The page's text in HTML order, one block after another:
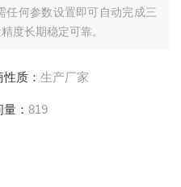
任何参数设置即可自动完成三
度长期稳定可靠。
性质： 生产厂家
： 819